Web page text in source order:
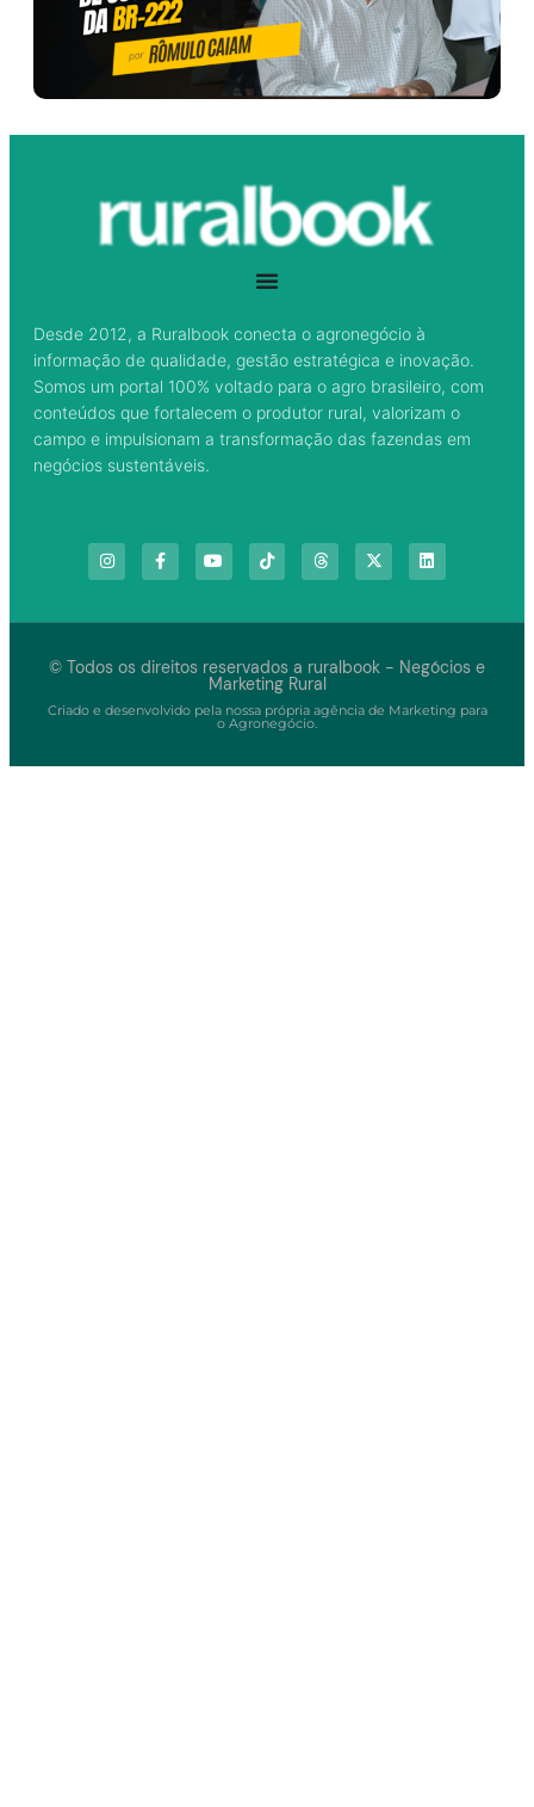
Desde 2012, a Ruralbook conecta o agronegócio à
informação de qualidade, gestão estratégica e inovação.
Somos um portal 100% voltado para o agro brasileiro, com
conteúdos que fortalecem o produtor rural, valorizam o
campo e impulsionam a transformação das fazendas em
negócios sustentáveis.
© Todos os direitos reservados a ruralbook - Negócios e
Marketing Rural
Criado e desenvolvido pela nossa própria agência de Marketing para
o Agronegócio.